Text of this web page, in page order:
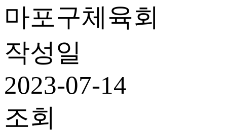
마포구체육회
작성일
2023-07-14
조회